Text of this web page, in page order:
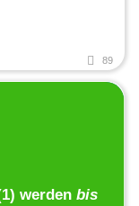
89
werden bis